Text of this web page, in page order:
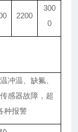
2200
300
0
冲温、缺氟、
感器故障，超
种报警